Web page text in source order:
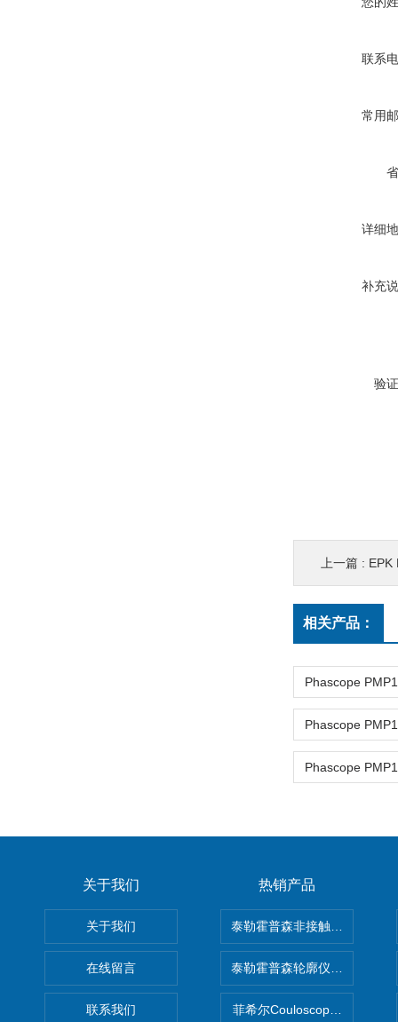
联系
常用
详细
补充
验
上一篇 : EPK
相关产品：
关于我们
关于我们
在线留言
联系我们
热销产品
泰勒霍普森非接触式轮廓仪
泰勒霍普森轮廓仪|TAYLOR
菲希尔Couloscope CMS2电